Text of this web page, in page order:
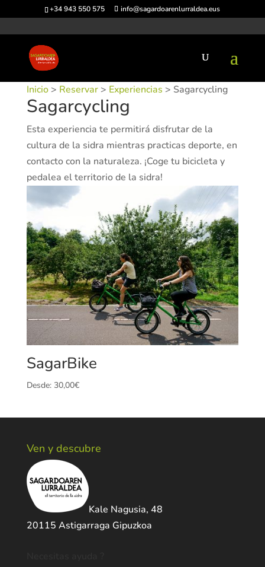
+34 943 550 575 info@sagardoarenlurraldea.eus
Inicio> Reservar> Experiencias > Sagarcycling
Sagarcycling
Esta experiencia te permitirá disfrutar de la
cultura de la sidra mientras practicas deporte, en
contacto con la naturaleza. ¡Coge tu bicicleta y
pedalea el territorio de la sidra!
SagarBike
Desde: 30,00€
Ven y descubre
Kale Nagusia, 48
20115 Astigarraga Gipuzkoa